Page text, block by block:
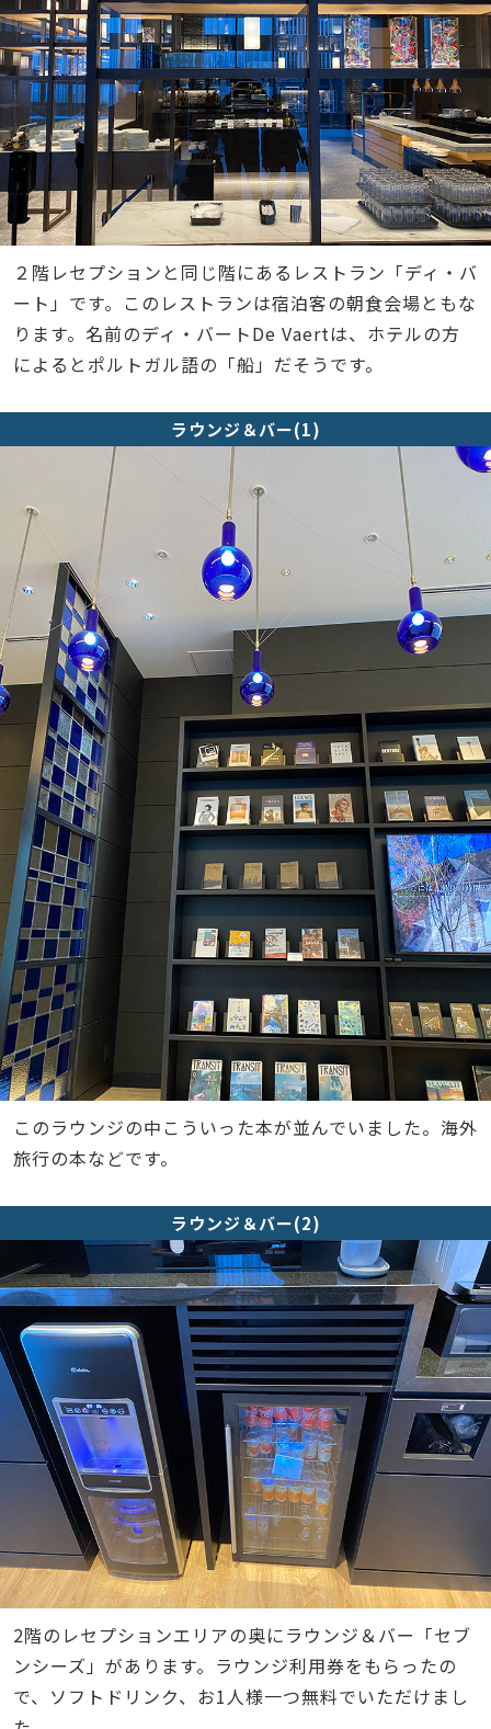
２階レセプションと同じ階にあるレストラン「ディ・バ
ート」です。このレストランは宿泊客の朝食会場ともな
ります。名前のディ・バートDe Vaertは、ホテルの方
によるとポルトガル語の「船」だそうです。
ラウンジ＆バー(1)
このラウンジの中こういった本が並んでいました。海外
旅行の本などです。
ラウンジ＆バー(2)
2階のレセプションエリアの奥にラウンジ＆バー「セブ
ンシーズ」があります。ラウンジ利用券をもらったの
で、ソフトドリンク、お1人様一つ無料でいただけまし